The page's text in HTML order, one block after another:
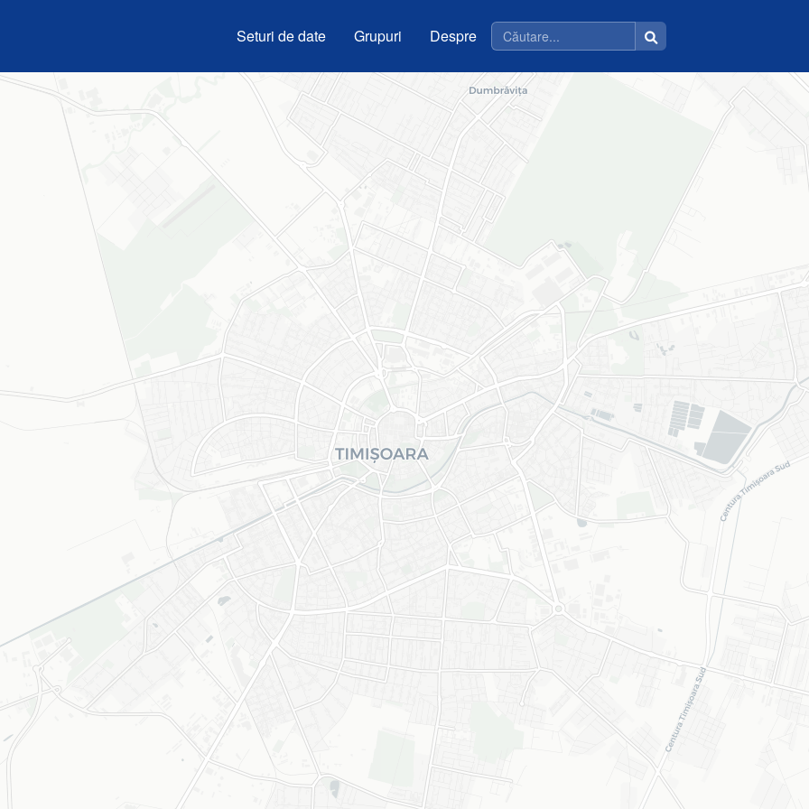
Seturi de date Grupuri Despre